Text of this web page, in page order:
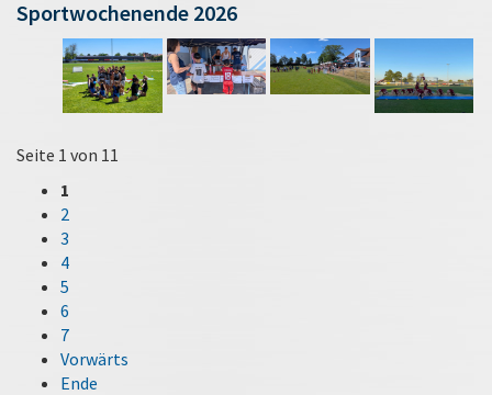
Sportwochenende 2026
Seite 1 von 11
1
2
3
4
5
6
7
Vorwärts
Ende